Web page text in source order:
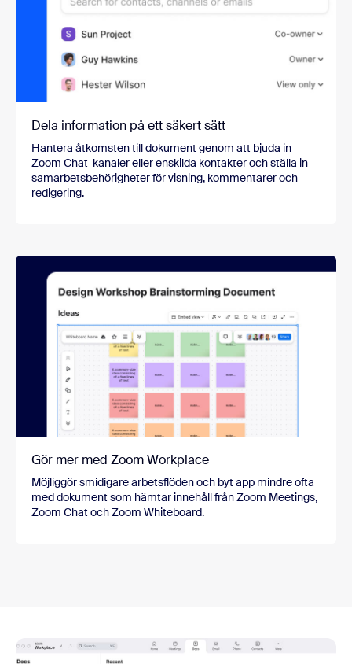
Dela information på ett säkert sätt
Hantera åtkomsten till dokument genom att bjuda in
Zoom Chat-kanaler eller enskilda kontakter och ställa in
samarbetsbehörigheter för visning, kommentarer och
redigering.
Gör mer med Zoom Workplace
Möjliggör smidigare arbetsflöden och byt app mindre ofta
med dokument som hämtar innehåll från Zoom Meetings,
Zoom Chat och Zoom Whiteboard.